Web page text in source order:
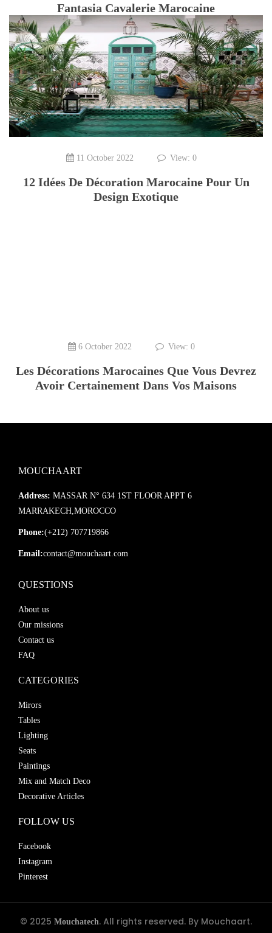
Fantasia Cavalerie Marocaine
11 October 2022 View: 0
12 Idées De Décoration Marocaine Pour Un
Design Exotique
6 October 2022 View: 0
Les Décorations Marocaines Que Vous Devrez
Avoir Certainement Dans Vos Maisons
MOUCHAART
Address: MASSAR N° 634 1ST FLOOR APPT 6
MARRAKECH,MOROCCO
Phone:(+212) 707719866
Email:contact@mouchaart.com
QUESTIONS
About us
Our missions
Contact us
FAQ
CATEGORIES
Mirors
Tables
Lighting
Seats
Paintings
Mix and Match Deco
Decorative Articles
FOLLOW US
Facebook
Instagram
Pinterest
© 2025 Mouchatech. All rights reserved. By Mouchaart.